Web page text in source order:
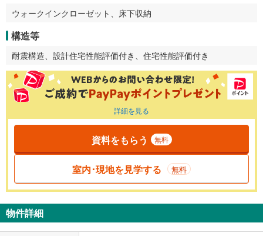
ウォークインクローゼット、床下収納
構造等
耐震構造、設計住宅性能評価付き、住宅性能評価付き
詳細を見る
資料をもらう 無料
室内･現地を見学する 無料
物件詳細